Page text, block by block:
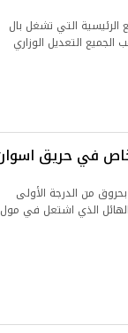
هو أحد المواضيع الرئيسية التي تشغل بال
الجميع التعديل الوزاري
في إصابة 7 أشخاص بحروق من الدرجة الأولى
الهائل الذي اشتعل في مول